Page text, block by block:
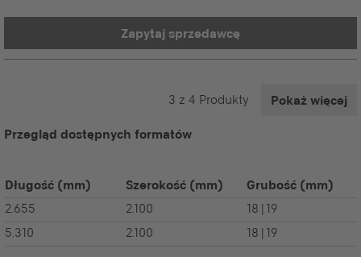
Zapytaj sprzedawcę
3 z 4 Produkty Pokaż więcej
Przegląd dostępnych formatów
Długość (mm) Szerokość (mm) Grubość (mm)
2.655 2.100
18 | 19
5.310
2.100 18 | 19